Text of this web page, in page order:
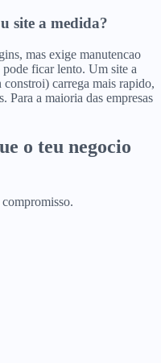
site a medida?
mas exige manutencao
pode ficar lento. Um site a
carrega mais rapido,
Para a maioria das empresas
o teu negocio